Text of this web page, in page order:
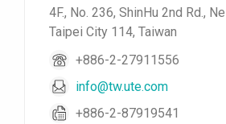
4F., No. 236, ShinHu 2nd Rd.,
Taipei City 114, Taiwan
+886-2-27911556
info@tw.ute.com
+886-2-87919541